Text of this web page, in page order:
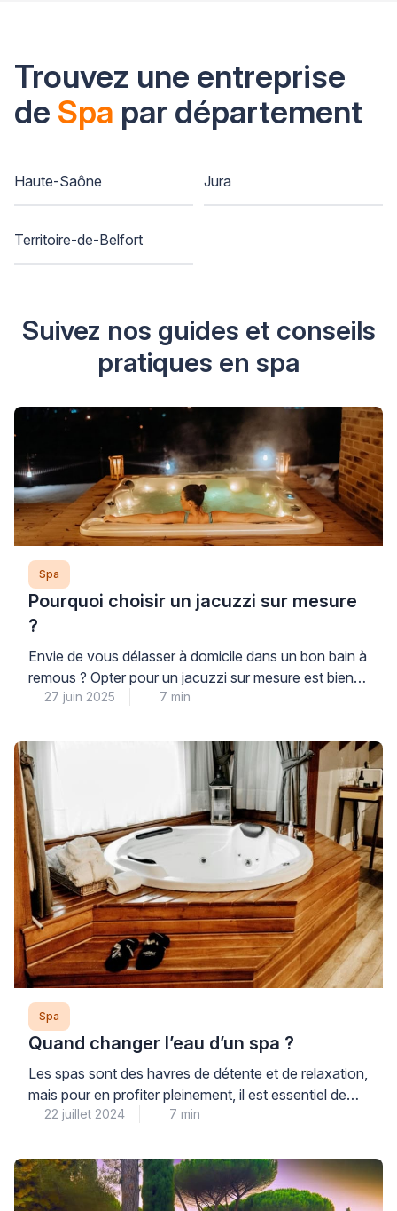
Trouvez une entreprise
de Spa par département
Haute-Saône Jura
Territoire-de-Belfort
Suivez nos guides et conseils
pratiques en spa
Spa
Pourquoi choisir un jacuzzi sur mesure
?
Envie de vous délasser à domicile dans un bon bain à
remous ? Opter pour un jacuzzi sur mesure est bien
plus qu’un simple choix de confort. C’est une décision
de bien-être et d’esthétique. Dans un marché où les
spas et piscines se déclinent à l’infini, personnaliser
[…]
27 juin 2025 7 min
Spa
Quand changer l’eau d’un spa ?
Les spas sont des havres de détente et de relaxation,
mais pour en profiter pleinement, il est essentiel de
maintenir une eau propre et saine. Savoir quand
expérience agréable et éviter tout problème de santé.
Dans cet article, nous vous guiderons à travers les
meilleures pratiques pour savoir […]
22 juillet 2024 7 min